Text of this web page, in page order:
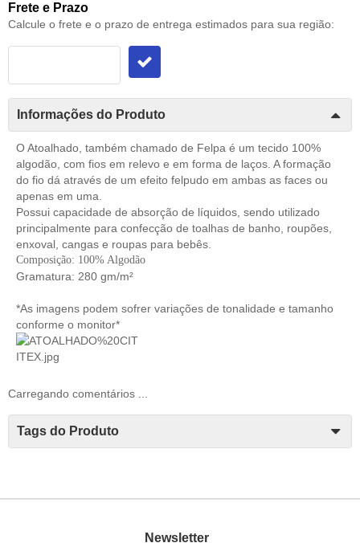
Frete e Prazo
Calcule o frete e o prazo de entrega estimados para sua região:
Informações do Produto
O Atoalhado, também chamado de Felpa é um tecido 100%
algodão, com fios em relevo e em forma de laços. A formação
do fio dá através de um efeito felpudo em ambas as faces ou
apenas em uma.
Possui capacidade de absorção de líquidos, sendo utilizado
principalmente para confecção de toalhas de banho, roupões,
enxoval, cangas e roupas para bebês.
Composição: 100% Algodão
Gramatura: 280 gm/m²
*As imagens podem sofrer variações de tonalidade e tamanho
conforme o monitor*
Carregando comentários ...
Tags do Produto
Newsletter